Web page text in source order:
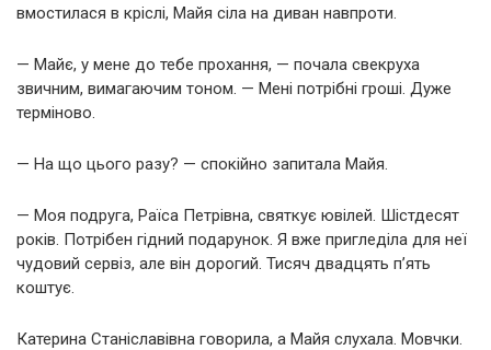
вмостилася в кріслі, Майя сіла на диван навпроти.
— Майє, у мене до тебе прохання, — почала свекруха
звичним, вимагаючим тоном. — Мені потрібні гроші. Дуже
терміново.
— На що цього разу? — спокійно запитала Майя.
— Моя подруга, Раїса Петрівна, святкує ювілей. Шістдесят
років. Потрібен гідний подарунок. Я вже пригледіла для неї
чудовий сервіз, але він дорогий. Тисяч двадцять п’ять
коштує.
Катерина Станіславівна говорила, а Майя слухала. Мовчки.